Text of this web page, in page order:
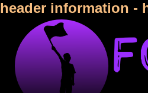
header information -